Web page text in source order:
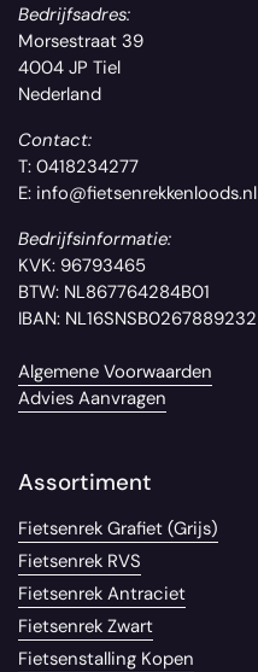
Bedrijfsadres:
Morsestraat 39
4004 JP Tiel
Nederland
Contact:
T: 0418234277
E: info@fietsenrekkenloods.nl
Bedrijfsinformatie:
KVK: 96793465
BTW: NL867764284B01
IBAN: NL16SNSB0267889232
Algemene Voorwaarden
Advies Aanvragen
Assortiment
Fietsenrek Grafiet (Grijs)
Fietsenrek RVS
Fietsenrek Antraciet
Fietsenrek Zwart
Fietsenstalling Kopen